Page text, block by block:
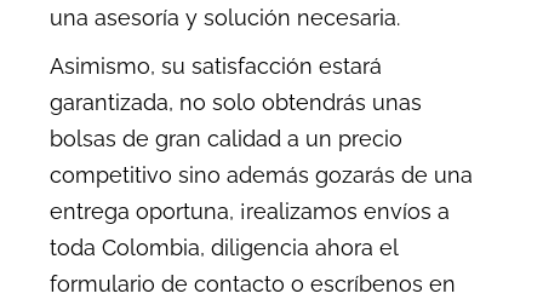
una asesoría y solución necesaria.
Asimismo, su satisfacción estará
garantizada, no solo obtendrás unas
bolsas de gran calidad a un precio
competitivo sino además gozarás de una
entrega oportuna, ¡realizamos envíos a
toda Colombia, diligencia ahora el
formulario de contacto o escríbenos en